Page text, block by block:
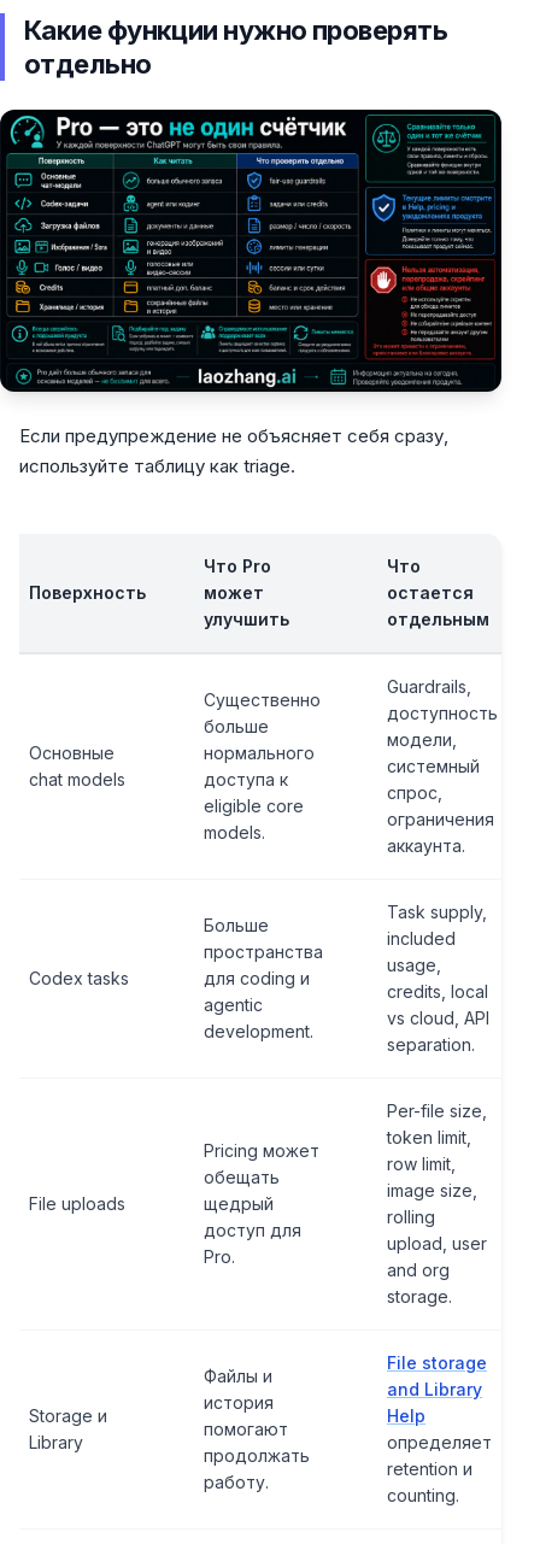
Какие функции нужно проверять
отдельно
Если предупреждение не объясняет себя сразу,
используйте таблицу как triage.
Поверхность
Что Pro
может
улучшить
Что
остается
отдельным
Основные
chat models
Существенно
больше
нормального
доступа к
eligible core
models.
Guardrails,
доступность
модели,
системный
спрос,
ограничения
аккаунта.
Codex tasks
Больше
пространства
для coding и
agentic
development.
Task supply,
included
usage,
credits, local
vs cloud, API
separation.
File uploads
Pricing может
обещать
щедрый
доступ для
Pro.
Per-file size,
token limit,
row limit,
image size,
rolling
upload, user
and org
storage.
Storage и
Library
Файлы и
история
помогают
продолжать
работу.
File storage
and Library
Help
определяет
retention и
counting.